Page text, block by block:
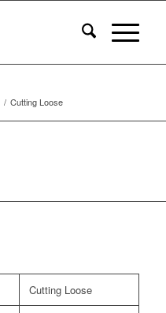
/ Cutting Loose
Cutting Loose